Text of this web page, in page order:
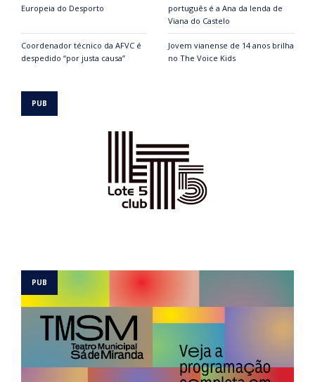
Europeia do Desporto
português é a Ana da lenda de
Viana do Castelo
Coordenador técnico da AFVC é
despedido “por justa causa”
Jovem vianense de 14 anos brilha
no The Voice Kids